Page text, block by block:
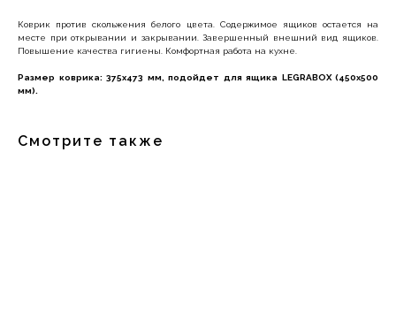
Коврик против скольжения белого цвета. Содержимое ящиков остается на
месте при открывании и закрывании. Завершенный внешний вид ящиков.
Повышение качества гигиены. Комфортная работа на кухне.
Размер коврика: 375х473 мм, подойдет для ящика LEGRABOX (450х500
мм).
Смотрите также